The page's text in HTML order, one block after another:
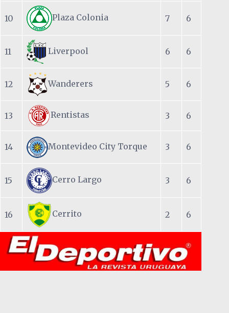
10 Plaza Colonia 7 6
11 Liverpool 6 6
12 Wanderers 5 6
13 Rentistas 3 6
14 Montevideo City Torque 3 6
15 Cerro Largo 3 6
16 Cerrito 2 6